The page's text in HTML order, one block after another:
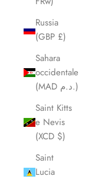
Russia
(GBP £)
Sahara
occidentale
(MAD د.م.)
Saint Kitts
e Nevis
(XCD $)
Saint
Lucia